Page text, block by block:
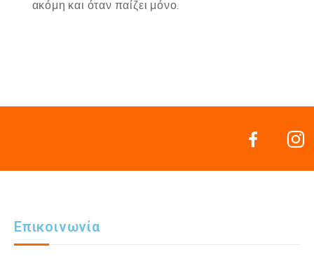
ακόμη και όταν παίζει μόνο.
Επικοινωνία